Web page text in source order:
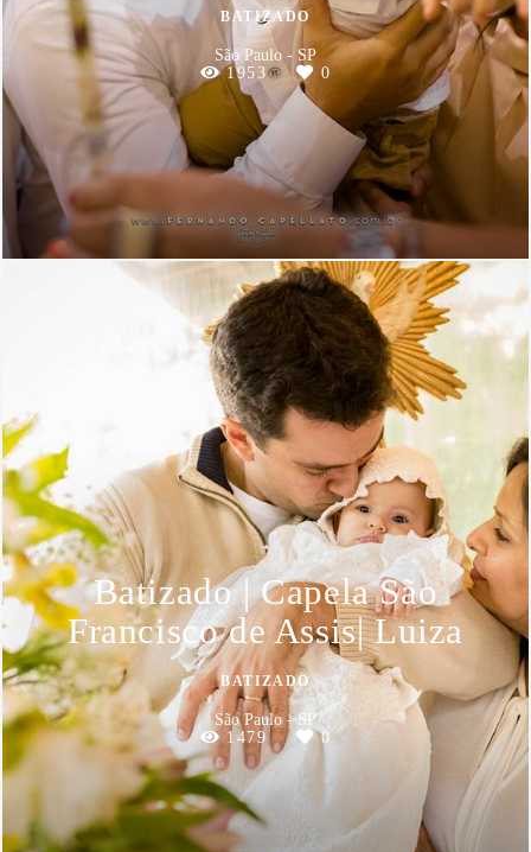
BATIZADO
São Paulo - SP
1953
0
Batizado | Capela São
Francisco de Assis| Luiza
BATIZADO
São Paulo - SP
1479
0